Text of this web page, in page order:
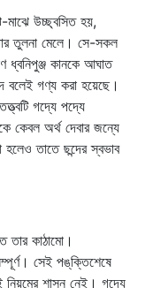
মাঝে উচ্ছ্বসিত হয়,
তুলনা মেলে। সে-সকল
ধ্বনিপুঞ্জ কানকে আঘাত
বলেই গণ্য করা হয়েছে।
গদ্যে পদ্যে
কেবল অর্থ দেবার জন্যে
তাতে ছন্দের স্বভাব
তার কাঠামো।
সেই পঙ্‌ক্তিশেষে
শাসন নেই। গদ্যে